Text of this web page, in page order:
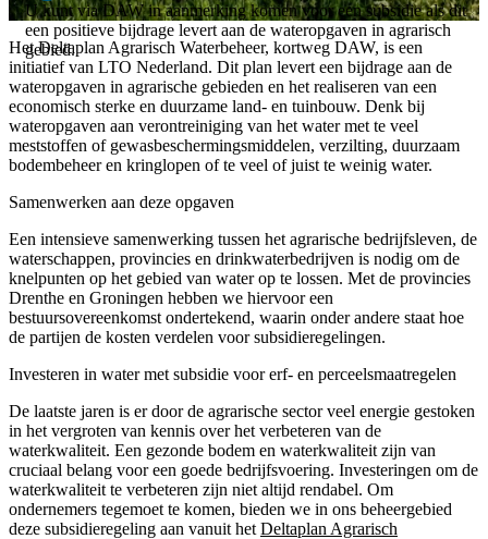
U kunt via DAW in aanmerking komen voor een subsidie als dit
een positieve bijdrage levert aan de wateropgaven in agrarisch
gebied.
Het Deltaplan Agrarisch Waterbeheer, kortweg DAW, is een
initiatief van LTO Nederland. Dit plan levert een bijdrage aan de
wateropgaven in agrarische gebieden en het realiseren van een
economisch sterke en duurzame land- en tuinbouw. Denk bij
wateropgaven aan verontreiniging van het water met te veel
meststoffen of gewasbeschermingsmiddelen, verzilting, duurzaam
bodembeheer en kringlopen of te veel of juist te weinig water.
Samenwerken aan deze opgaven
Een intensieve samenwerking tussen het agrarische bedrijfsleven, de
waterschappen, provincies en drinkwaterbedrijven is nodig om de
knelpunten op het gebied van water op te lossen. Met de provincies
Drenthe en Groningen hebben we hiervoor een
bestuursovereenkomst ondertekend, waarin onder andere staat hoe
de partijen de kosten verdelen voor subsidieregelingen.
Investeren in water met subsidie voor erf- en perceelsmaatregelen
De laatste jaren is er door de agrarische sector veel energie gestoken
in het vergroten van kennis over het verbeteren van de
waterkwaliteit. Een gezonde bodem en waterkwaliteit zijn van
cruciaal belang voor een goede bedrijfsvoering. Investeringen om de
waterkwaliteit te verbeteren zijn niet altijd rendabel. Om
ondernemers tegemoet te komen, bieden we in ons beheergebied
deze subsidieregeling aan vanuit het Deltaplan Agrarisch